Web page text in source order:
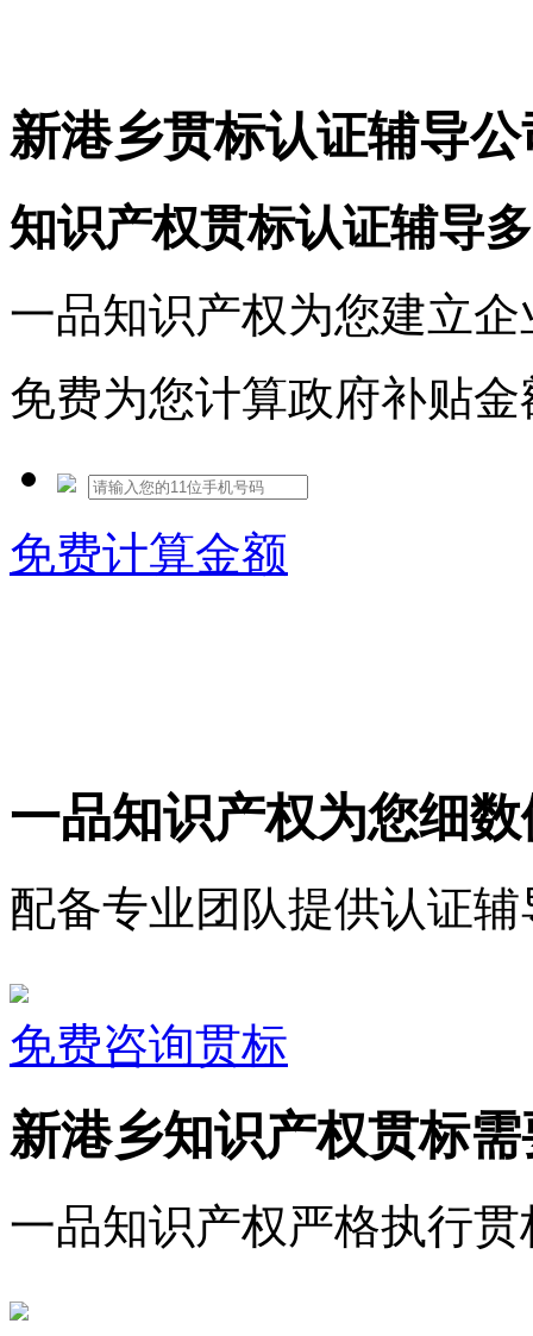
新港乡贯标认证辅导公
知识产权贯标认证辅导
一品知识产权为您建立
免费为您计算政府补贴
免费计算金额
一品知识产权为您细
配备专业团队提供认证辅
免费咨询贯标
新港乡知识产权贯标
一品知识产权严格执行